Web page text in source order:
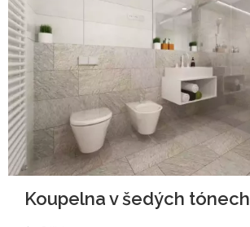
Koupelna v šedých tónech